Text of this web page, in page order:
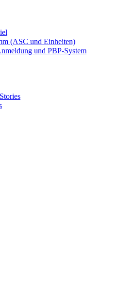
(ASC und Einheiten)
und PBP-System